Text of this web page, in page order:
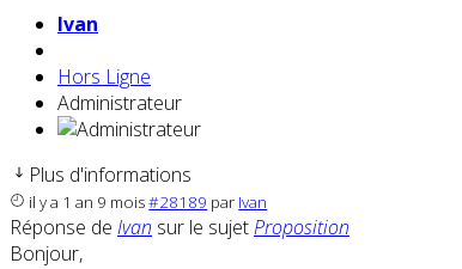
Ivan
Hors Ligne
Administrateur
Plus d'informations
il y a 1 an 9 mois#28189 par Ivan
Réponse de Ivan sur le sujetProposition
Bonjour,